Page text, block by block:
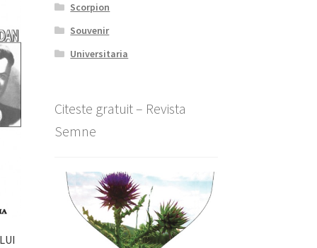
Scorpion
Souvenir
Universitaria
Citeste gratuit – Revista
Semne